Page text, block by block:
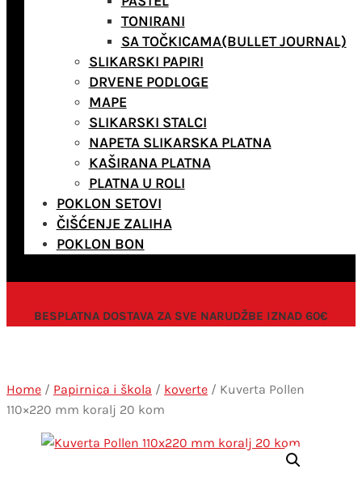
TONIRANI
SA TOČKICAMA(BULLET JOURNAL)
SLIKARSKI PAPIRI
DRVENE PODLOGE
MAPE
SLIKARSKI STALCI
NAPETA SLIKARSKA PLATNA
KAŠIRANA PLATNA
PLATNA U ROLI
POKLON SETOVI
ČIŠĆENJE ZALIHA
POKLON BON
BESPLATNA DOSTAVA ZA SVE NARUDŽBE IZNAD 60€
Home / Papirnica i škola / koverte / Kuverta Pollen
110×220 mm koralj 20 kom